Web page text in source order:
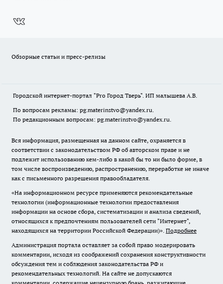
Обзорные статьи и пресс-релизы
Городской интернет-портал "Pro Город Тверь". ИП малышева А.В.
По вопросам рекламы: pg.materinstvo@yandex.ru.
По редакционным вопросам: pg.materinstvo@yandex.ru.
Вся информация, размещенная на данном сайте, охраняется в
соответствии с законодательством РФ об авторском праве и не
подлежит использованию кем-либо в какой бы то ни было форме, в
том числе воспроизведению, распространению, переработке не иначе
как с письменного разрешения правообладателя.
«На информационном ресурсе применяются рекомендательные
технологии (информационные технологии предоставления
информации на основе сбора, систематизации и анализа сведений,
относящихся к предпочтениям пользователей сети "Интернет",
находящихся на территории Российской Федерации)». Подробнее
Администрация портала оставляет за собой право модерировать
комментарии, исходя из соображений сохранения конструктивности
обсуждения тем и соблюдения законодательства РФ и
рекомендательных технологий. На сайте не допускаются